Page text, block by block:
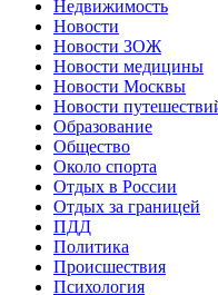
Недвижимость
Новости
Новости ЗОЖ
Новости медицины
Новости Москвы
Новости
Образование
Общество
Около спорта
Отдых в России
Отдых за границей
ПДД
Политика
Происшествия
Психология